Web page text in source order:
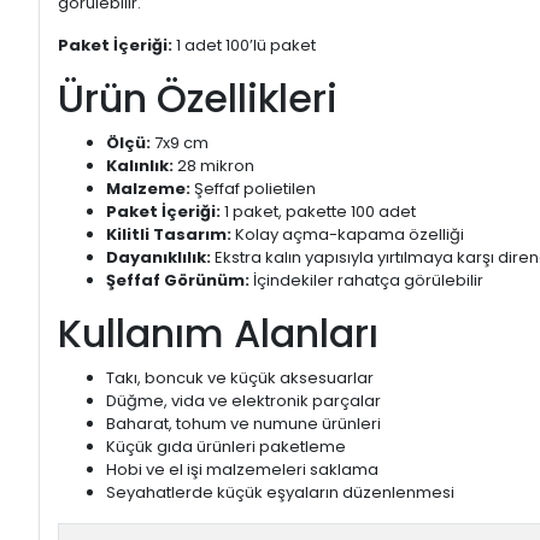
Paket İçeriği:1 adet 100’lü paket
Ürün Özellikleri
Ölçü:7x9 cm
Kalınlık:28 mikron
Malzeme:Şeffaf polietilen
Paket İçeriği:1 paket, pakette 100 adet
Kilitli Tasarım:Kolay açma-kapama özelliği
Dayanıklılık:Ekstra kalın yapısıyla yırtılmaya karşı
Şeffaf Görünüm: İçindekiler rahatça görülebilir
Kullanım Alanları
Takı, boncuk ve küçük aksesuarlar
Düğme, vida ve elektronik parçalar
Baharat, tohum ve numune ürünleri
Küçük gıda ürünleri paketleme
Hobi ve el işi malzemeleri saklama
Seyahatlerde küçük eşyaların düzenlenmesi